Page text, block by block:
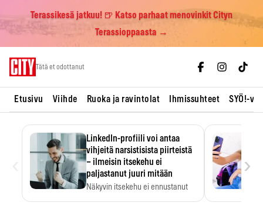
Terassikesä jatkuu! 🍺 Katso parhaat menovinkit Cityn
Terassioppaasta →
Tätä et odottanut
Etusivu Viihde Ruoka ja ravintolat Ihmissuhteet SYÖ!-
LinkedIn-profiili voi antaa
vihjeitä narsistisista piirteistä
– ilmeisin itsekehu ei
paljastanut juuri mitään
Näkyvin itsekehu ei ennustanut
›